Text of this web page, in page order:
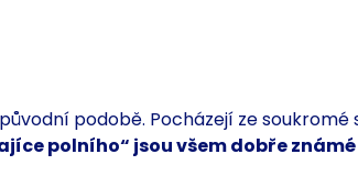
podobě. Pocházejí ze
polního“ jsou všem dobře